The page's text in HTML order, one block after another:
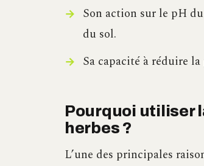
Son action sur le pH
du sol.
Sa capacité à réduire
Pourquoi utiliser
herbes ?
L’une des principales